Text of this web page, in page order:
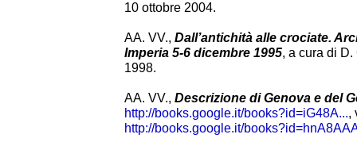
10 ottobre 2004.
AA. VV., Dall’antichità alle crociate.
Imperia 5-6 dicembre 1995, a cura di
1998.
AA. VV., Descrizione di Genova e del
http://books.google.it/books?id=iG48A...,
http://books.google.it/